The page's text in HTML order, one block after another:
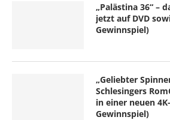
„Palästina 36“ –
jetzt auf DVD
Gewinnspiel)
„Geliebter
Schlesingers
in einer neuen
Gewinnspiel)